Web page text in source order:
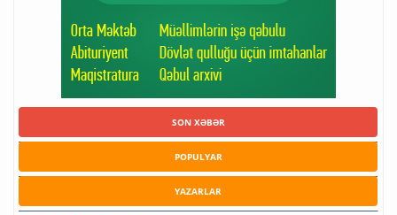
SON XƏBƏR
POPULYAR
YAZARLAR